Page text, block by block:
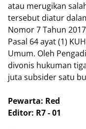
atau merugikan
tersebut diatur
Nomor 7 Tahun
Pasal 64 ayat (1)
Umum. Oleh
divonis hukuman
juta subsider satu
Pewarta: Red
Editor: R7 - 01